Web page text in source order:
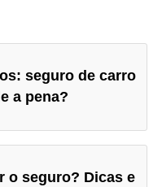
seguro de carro
a pena?
o seguro? Dicas e